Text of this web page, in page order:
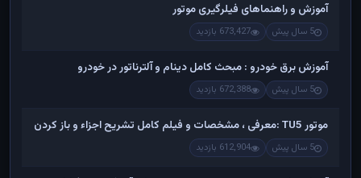
آموزش و راهنماهای فیلرگیری موتور
5 سال پیش 673,427 بازدید
آموزش برق خودرو : مبحث کامل دینام و آلترناتور در خودرو
5 سال پیش 672,388 بازدید
موتور TU5 :معرفی ، مشخصات و فیلم کامل تشریح اجزاء و باز کردن
5 سال پیش 612,904 بازدید